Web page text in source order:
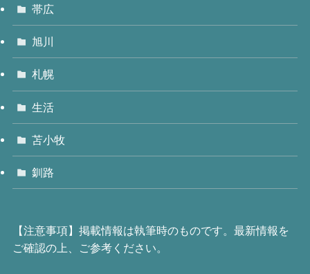
帯広
旭川
札幌
生活
苫小牧
釧路
【注意事項】掲載情報は執筆時のものです。最新情報を
ご確認の上、ご参考ください。